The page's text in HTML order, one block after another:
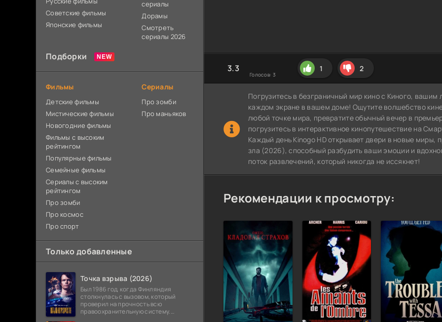
3.3
Голосов: 3
1 2
Погрузитесь в безграничный мир кино с Киного,
каждом экране в вашем доме! Ощутите волшебство
любой точке мира, превратите обычный вечер в
погрузитесь в интерактивное кинопутешествие на
Каждый день Kinogo HD открывает двери в новые
зла (2026), способный разбудить ваши эмоции и
поток развлечений, который никогда не иссякнет!
Рекомендации к просмотру:
Советские фильмы
Японские фильмы
сериалы
Дорамы
Смотреть
сериалы 2026
Подборки
Фильмы
Детские фильмы
Мистические фильмы
Новогодние фильмы
Фильмы с высоким
рейтингом
Популярные фильмы
Семейные фильмы
Сериалы с высоким
рейтингом
Про зомби
Про космос
Про спорт
Сериалы
Про зомби
Про маньяков
Только добавленные
Точка взрыва (2026)
Был 1986 год, когда Финляндия
столкнулась с вызовом, который
проверил на прочность всю
правоохранительную систему.